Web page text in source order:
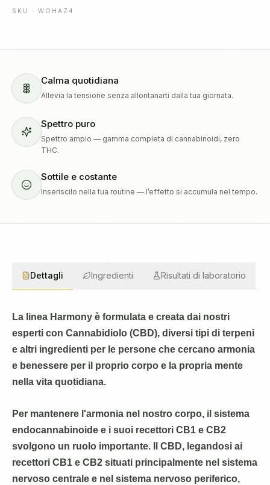
SKU · WOHAZ4
Calma quotidiana
Allevia la tensione senza allontanarti dalla tua giornata.
Spettro puro
Spettro ampio — gamma completa di cannabinoidi, zero
THC.
Sottile e costante
Inseriscilo nella tua routine — l’effetto si accumula nel tempo.
Dettagli Ingredienti Risultati di laboratorio
La linea Harmony è formulata e creata dai nostri
esperti con Cannabidiolo (CBD), diversi tipi di terpeni
e altri ingredienti per le persone che cercano armonia
e benessere per il proprio corpo e la propria mente
nella vita quotidiana.
Per mantenere l'armonia nel nostro corpo, il sistema
endocannabinoide e i suoi recettori CB1 e CB2
svolgono un ruolo importante. Il CBD, legandosi ai
recettori CB1 e CB2 situati principalmente nel sistema
nervoso centrale e nel sistema nervoso periferico,